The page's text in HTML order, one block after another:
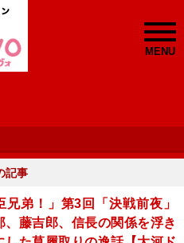
MENU
記事
兄弟！」第3回「決戦前夜」
、藤吉郎、信長の関係を浮き